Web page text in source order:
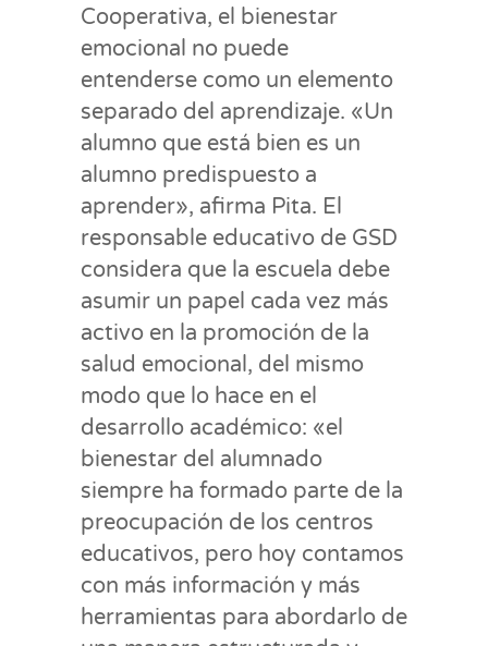
Cooperativa, el bienestar
emocional no puede
entenderse como un elemento
separado del aprendizaje. «Un
alumno que está bien es un
alumno predispuesto a
aprender», afirma Pita. El
responsable educativo de GSD
considera que la escuela debe
asumir un papel cada vez más
activo en la promoción de la
salud emocional, del mismo
modo que lo hace en el
desarrollo académico: «el
bienestar del alumnado
siempre ha formado parte de la
preocupación de los centros
educativos, pero hoy contamos
con más información y más
herramientas para abordarlo de